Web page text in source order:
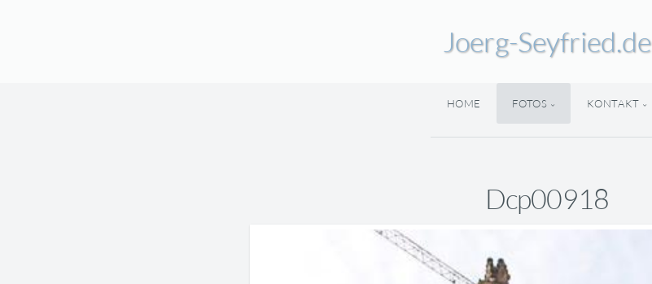
Joerg-Seyfried.de
HOME FOTOS KONTAKT
Dcp00918